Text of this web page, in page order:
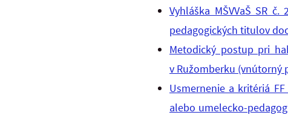
Vyhláška MŠVVaŠ SR
pedagogických titulov
Metodický postup pri
v Ružomberku (vnútorný
Usmernenie a kritériá
alebo umelecko-